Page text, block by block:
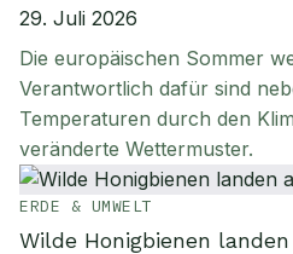
29. Juli 2026
Die europäischen Sommer
Verantwortlich dafür sind
Temperaturen durch den
veränderte Wettermuster.
ERDE & UMWELT
Wilde Honigbienen